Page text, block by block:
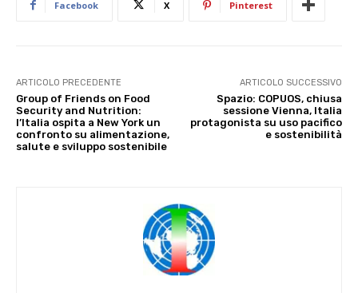
Facebook X Pinterest
ARTICOLO PRECEDENTE
Group of Friends on Food
Security and Nutrition:
l’Italia ospita a New York un
confronto su alimentazione,
salute e sviluppo sostenibile
ARTICOLO SUCCESSIVO
Spazio: COPUOS, chiusa
sessione Vienna, Italia
protagonista su uso pacifico
e sostenibilità